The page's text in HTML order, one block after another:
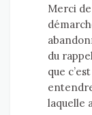
Merci
du
que
laquelle